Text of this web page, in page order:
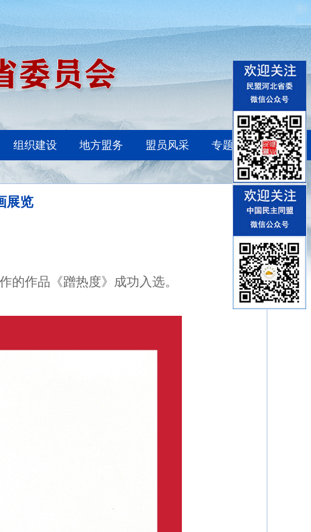
组织建设 地方盟务 盟员风采 专题报道
展览
的作品《蹭热度》成功入选。